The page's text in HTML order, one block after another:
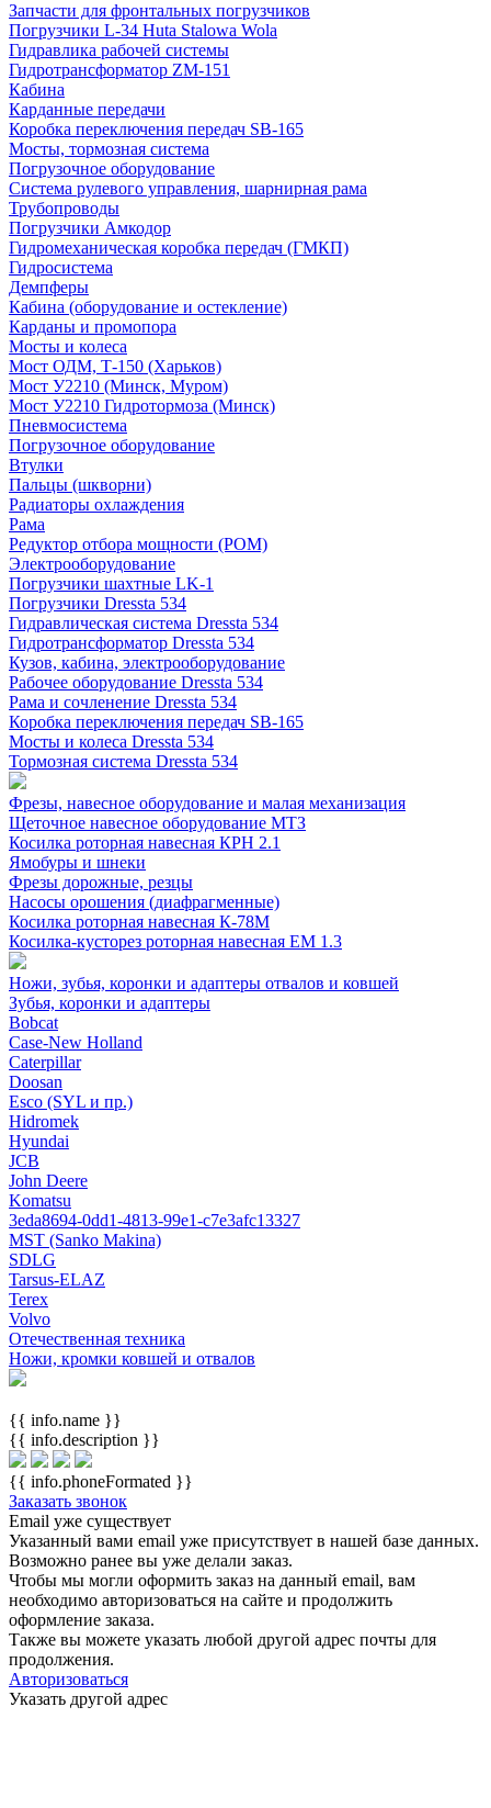
Запчасти для фронтальных погрузчиков
Погрузчики L-34 Huta Stalowa Wola
Гидравлика рабочей системы
Гидротрансформатор ZM-151
Кабина
Карданные передачи
Коробка переключения передач SB-165
Мосты, тормозная система
Погрузочное оборудование
Система рулевого управления, шарнирная рама
Трубопроводы
Погрузчики Амкодор
Гидромеханическая коробка передач (ГМКП)
Гидросистема
Демпферы
Кабина (оборудование и остекление)
Карданы и промопора
Мосты и колеса
Мост ОДМ, Т-150 (Харьков)
Мост У2210 (Минск, Муром)
Мост У2210 Гидротормоза (Минск)
Пневмосистема
Погрузочное оборудование
Втулки
Пальцы (шкворни)
Радиаторы охлаждения
Рама
Редуктор отбора мощности (РОМ)
Электрооборудование
Погрузчики шахтные LK-1
Погрузчики Dressta 534
Гидравлическая система Dressta 534
Гидротрансформатор Dressta 534
Кузов, кабина, электрооборудование
Рабочее оборудование Dressta 534
Рама и сочленение Dressta 534
Коробка переключения передач SB-165
Мосты и колеса Dressta 534
Тормозная система Dressta 534
Фрезы, навесное оборудование и малая механизация
Щеточное навесное оборудование МТЗ
Косилка роторная навесная КРН 2.1
Ямобуры и шнеки
Фрезы дорожные, резцы
Насосы орошения (диафрагменные)
Косилка роторная навесная К-78М
Косилка-кусторез роторная навесная ЕМ 1.3
Ножи, зубья, коронки и адаптеры отвалов и ковшей
Зубья, коронки и адаптеры
Bobcat
Case-New Holland
Caterpillar
Doosan
Esco (SYL и пр.)
Hidromek
Hyundai
JCB
John Deere
Komatsu
3eda8694-0dd1-4813-99e1-c7e3afc13327
MST (Sanko Makina)
SDLG
Tarsus-ELAZ
Terex
Volvo
Отечественная техника
Ножи, кромки ковшей и отвалов
{{ info.name }}
{{ info.description }}
{{ info.phoneFormated }}
Заказать звонок
Email уже существует
Указанный вами email уже присутствует в нашей базе данных.
Возможно ранее вы уже делали заказ.
Чтобы мы могли оформить заказ на данный email, вам
необходимо авторизоваться на сайте и продолжить
оформление заказа.
Также вы можете указать любой другой адрес почты для
продолжения.
Авторизоваться
Указать другой адрес